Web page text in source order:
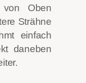
von Oben
Strähne
einfach
daneben